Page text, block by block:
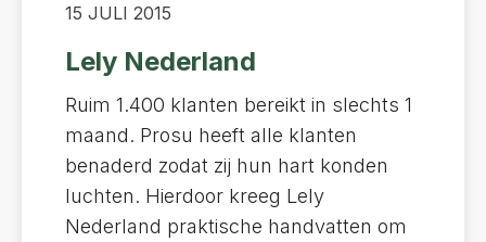
15 JULI 2015
Lely Nederland
Ruim 1.400 klanten bereikt in slechts 1
maand. Prosu heeft alle klanten
benaderd zodat zij hun hart konden
luchten. Hierdoor kreeg Lely
Nederland praktische handvatten om